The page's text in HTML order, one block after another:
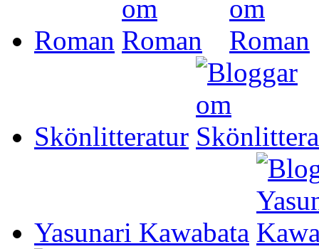
Roman
Skönlitteratur
Yasunari Kawabata